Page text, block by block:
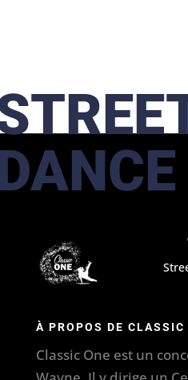
À PROPOS DE CLASSIC
Classic One est un